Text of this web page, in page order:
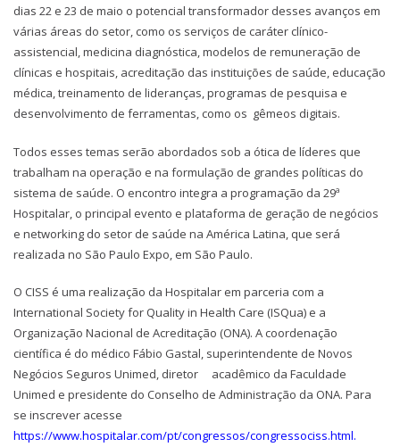
dias 22 e 23 de maio o potencial transformador desses avanços em
várias áreas do setor, como os serviços de caráter clínico-
assistencial, medicina diagnóstica, modelos de remuneração de
clínicas e hospitais, acreditação das instituições de saúde, educação
médica, treinamento de lideranças, programas de pesquisa e
desenvolvimento de ferramentas, como os gêmeos digitais.
Todos esses temas serão abordados sob a ótica de líderes que
trabalham na operação e na formulação de grandes políticas do
sistema de saúde. O encontro integra a programação da 29ª
Hospitalar, o principal evento e plataforma de geração de negócios
e networking do setor de saúde na América Latina, que será
realizada no São Paulo Expo, em São Paulo.
O CISS é uma realização da Hospitalar em parceria com a
International Society for Quality in Health Care (ISQua) e a
Organização Nacional de Acreditação (ONA). A coordenação
científica é do médico Fábio Gastal, superintendente de Novos
Negócios Seguros Unimed, diretor acadêmico da Faculdade
Unimed e presidente do Conselho de Administração da ONA. Para
se inscrever acesse
https://www.hospitalar.com/pt/congressos/congressociss.html.